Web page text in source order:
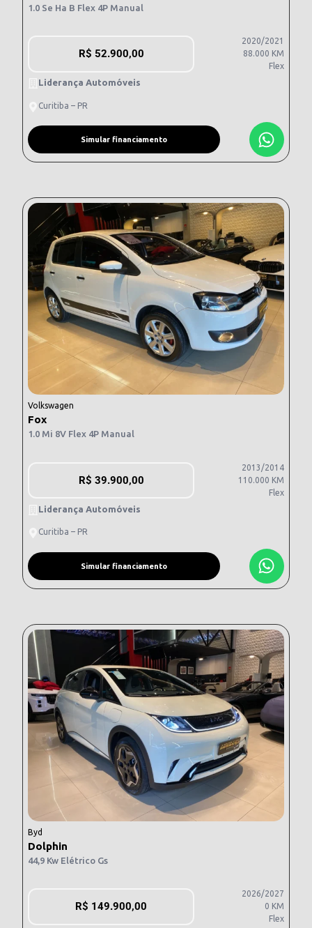
1.0 Se Ha B Flex 4P Manual
R$ 52.900,00
2020/2021
88.000 KM
Flex
Liderança Automóveis
Curitiba – PR
Simular financiamento
Volkswagen
Fox
1.0 Mi 8V Flex 4P Manual
R$ 39.900,00
2013/2014
110.000 KM
Flex
Liderança Automóveis
Curitiba – PR
Simular financiamento
Byd
Dolphin
44,9 Kw Elétrico Gs
R$ 149.900,00
2026/2027
0 KM
Flex